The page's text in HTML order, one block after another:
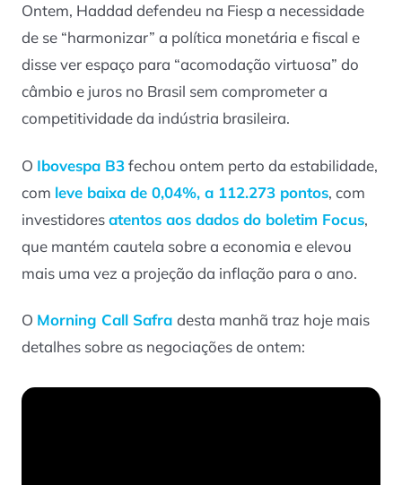
Ontem, Haddad defendeu na Fiesp a necessidade
de se “harmonizar” a política monetária e fiscal e
disse ver espaço para “acomodação virtuosa” do
câmbio e juros no Brasil sem comprometer a
competitividade da indústria brasileira.
O Ibovespa B3fechou ontem perto da estabilidade,
com leve baixa de 0,04%, a 112.273 pontos, com
investidoresatentos aos dados do boletim Focus,
que mantém cautela sobre a economia e elevou
mais uma vez a projeção da inflação para o ano.
O Morning Call Safra desta manhã traz hoje mais
detalhes sobre as negociações de ontem: